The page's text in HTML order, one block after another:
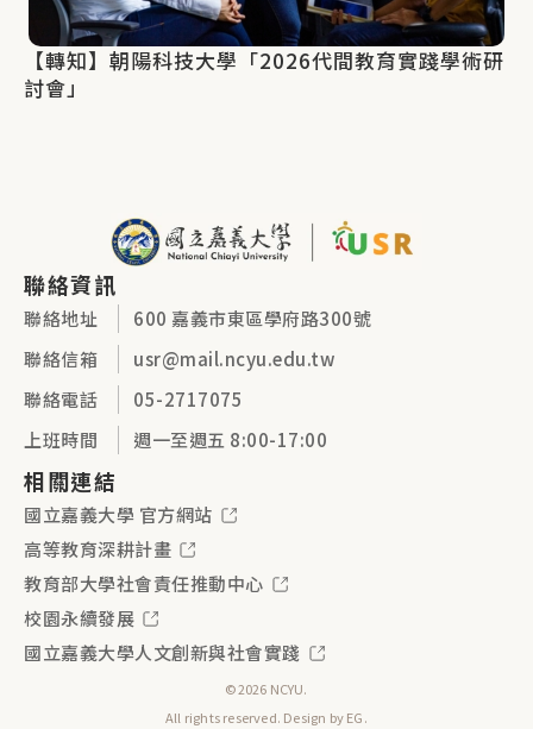
【轉知】朝陽科技大學「2026代間教育實踐學術研
討會」
聯絡資訊
聯絡地址
600 嘉義市東區學府路300號
聯絡信箱
usr@mail.ncyu.edu.tw
聯絡電話
05-2717075
上班時間
週一至週五 8:00-17:00
相關連結
國立嘉義大學 官方網站
高等教育深耕計畫
教育部大學社會責任推動中心
校園永續發展
國立嘉義大學人文創新與社會實踐
©2026 NCYU.
All rights reserved. Design byEG.